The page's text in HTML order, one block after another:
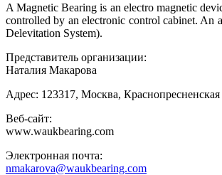
A Magnetic Bearing is an electro magnetic
controlled by an electronic control cabinet. An
Delevitation System).
Представитель организации:
Наталия Макарова
Адрес: 123317, Москва,
Веб-сайт:
www.waukbearing.com
Электронная почта:
nmakarova@waukbearing.com